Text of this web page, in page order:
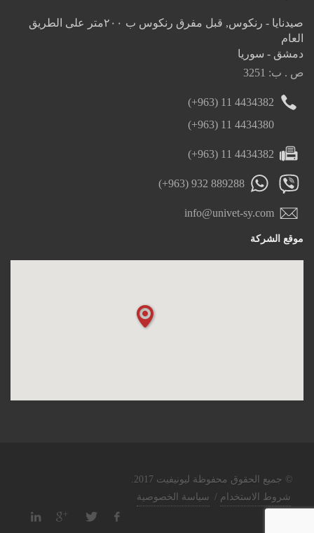
صيدنايا - رنكوس, قبل مفرق رنكوس ب ٢٠٠متر على الطريق
العام
دمشق - سوريا
ص . ب: 3251
(+963) 11 4434382
(+963) 11 4434380
(+963) 11 4434382
(+963) 932 889288
info@univet-sy.com
موقع الشركة
© جميع الحقوق محفوظة ليونيفيت 2017.
شروط الاستخدام / سياسة الخصوصية